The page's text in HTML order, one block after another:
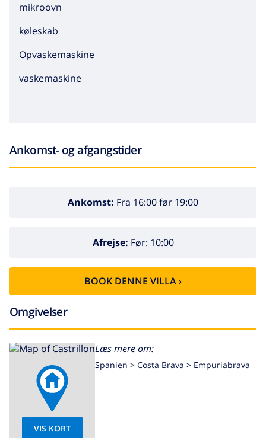
mikroovn
køleskab
Opvaskemaskine
vaskemaskine
Ankomst- og afgangstider
Ankomst: Fra 16:00 før 19:00
Afrejse: Før: 10:00
BOOK DENNE VILLA ›
Omgivelser
VIS KORT
Læs mere om:
Spanien > Costa Brava > Empuriabrava